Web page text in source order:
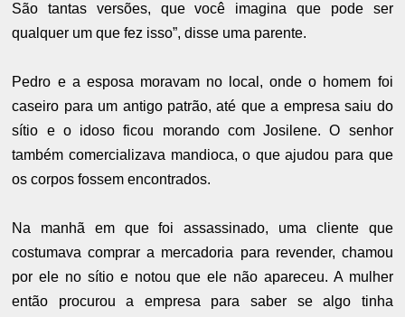
São tantas versões, que você imagina que pode ser
qualquer um que fez isso”, disse uma parente.
Pedro e a esposa moravam no local, onde o homem foi
caseiro para um antigo patrão, até que a empresa saiu do
sítio e o idoso ficou morando com Josilene. O senhor
também comercializava mandioca, o que ajudou para que
os corpos fossem encontrados.
Na manhã em que foi assassinado, uma cliente que
costumava comprar a mercadoria para revender, chamou
por ele no sítio e notou que ele não apareceu. A mulher
então procurou a empresa para saber se algo tinha